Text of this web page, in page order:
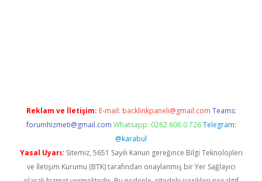
Reklam ve İletişim: E-mail: backlinkpaneli@gmail.com Teams:
forumhizmeti@gmail.com Whatsapp: 0262 606 0 726 Telegram:
@karabul
Yasal Uyarı: Sitemiz, 5651 Sayılı Kanun gereğince Bilgi Teknolojileri
ve İletişim Kurumu (BTK) tarafından onaylanmış bir Yer Sağlayıcı